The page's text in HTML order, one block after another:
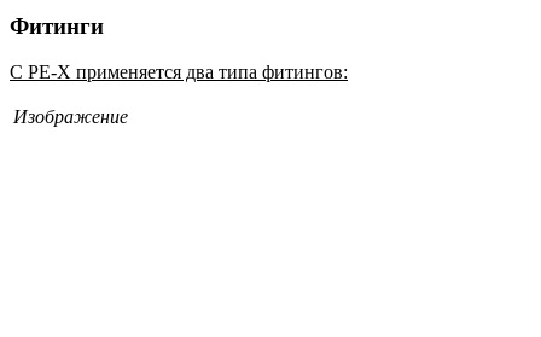
Фитинги
С PE-X применяется два типа фитингов:
Изображение